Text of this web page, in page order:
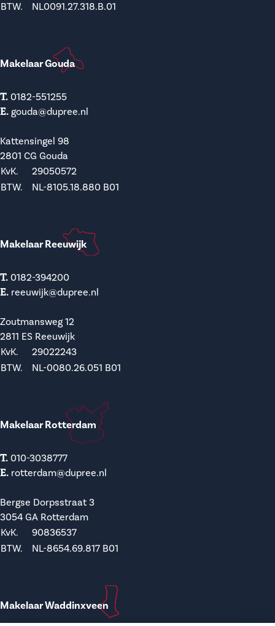
BTW.
NL0091.27.318.B.01
Makelaar Gouda
T. 0182-551255
E. gouda@dupree.nl
Kattensingel 98
2801 CG Gouda
KvK.
29050572
BTW.
NL-8105.18.880 B01
Makelaar Reeuwijk
T. 0182-394200
E. reeuwijk@dupree.nl
Zoutmansweg 12
2811 ES Reeuwijk
KvK.
29022243
BTW.
NL-0080.26.051 B01
Makelaar Rotterdam
T. 010-3038777
E. rotterdam@dupree.nl
Bergse Dorpsstraat 3
3054 GA Rotterdam
KvK.
90836537
BTW.
NL-8654.69.817 B01
Makelaar Waddinxveen